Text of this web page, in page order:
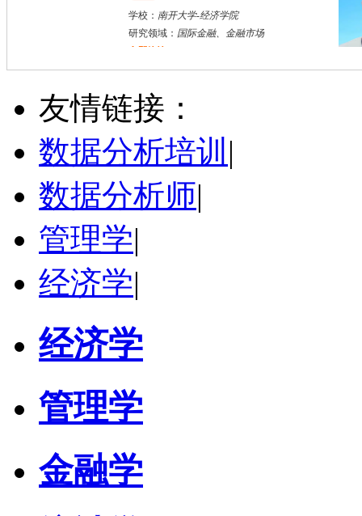
学校： 南开大学-经济学院
研究领域： 国际金融、金融市场
杜** 黄浦区
其他
学校：上海交通大学
立即咨询
友情链接：
数据分析培训 |
数据分析师|
管理学|
经济学|
经济学
管理学
金融学